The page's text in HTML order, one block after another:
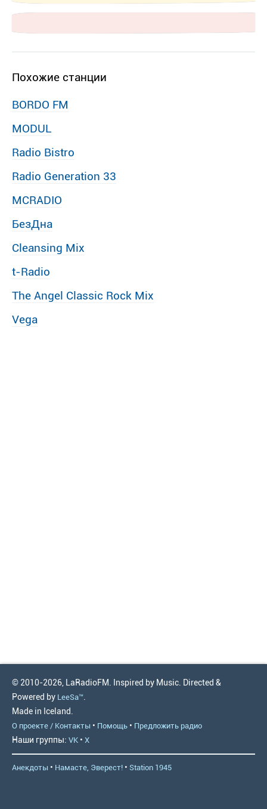
Похожие станции
BORDO FM
MODUL
Radio Bistro
Radio Generation 33
MCRADIO
БезДна
Cleansing Mix
t-Radio
The Angel Classic Rock Mix
Vega
© 2010-2026, LaRadioFM. Inspired by Music. Directed &
Powered by LeeSa™.
Made in Iceland.
О проекте / Контакты • Помощь • Предложить радио
Наши группы: VK • X
Анекдоты • Намасте, Эверест! • Station 1945